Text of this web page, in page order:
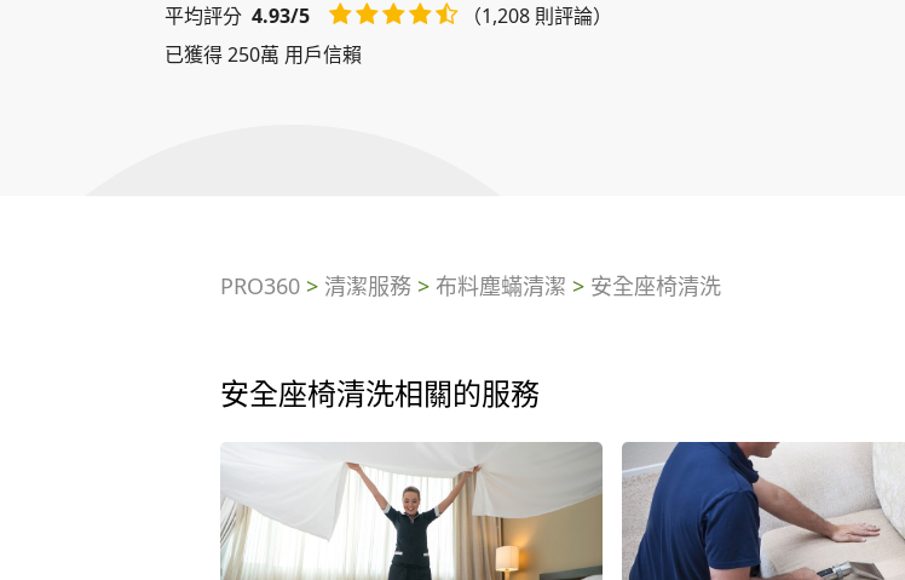
平均評分 4.93/5
（1,208 則評論）
已獲得 250萬 用戶信賴
PRO360> 清潔服務 > 布料塵蟎清潔 > 安全座椅清洗
安全座椅清洗相關的服務